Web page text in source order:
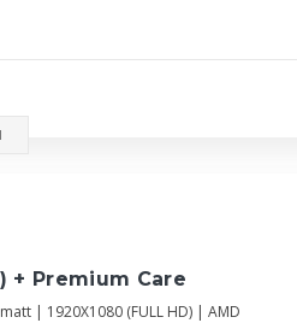
+ Premium Care
| 1920X1080 (FULL HD) | AMD